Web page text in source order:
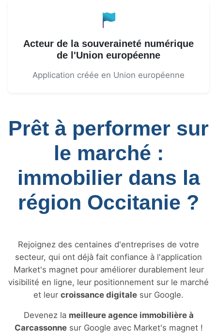
Acteur de la souveraineté numérique
de l'Union européenne
Application créée en Union européenne
Prêt à performer sur
le marché :
immobilier dans la
région Occitanie ?
Rejoignez des centaines d'entreprises de votre
secteur, qui ont déjà fait confiance à l'application
Market's magnet pour améliorer durablement leur
visibilité en ligne, leur positionnement sur le marché
et leur croissance digitale sur Google.
Devenez la meilleure agence immobilière à
Carcassonnesur Google avec Market's magnet !